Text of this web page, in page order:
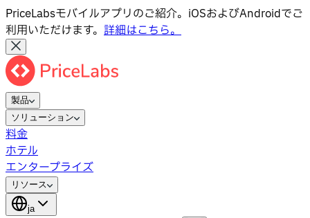
PriceLabsモバイルアプリのご紹介。iOSおよびAndroidでご
利用いただけます。 詳細はこちら。
製品
ソリューション
料金
ホテル
エンタープライズ
リソース
ja